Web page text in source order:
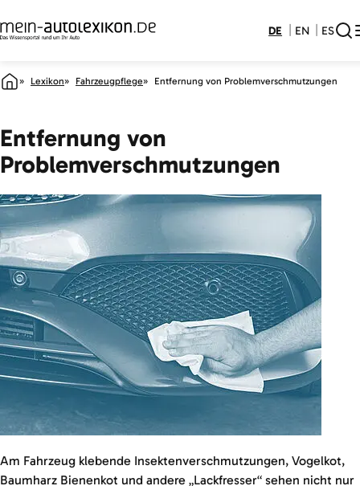
DE EN ES
Lexikon Fahrzeugpflege Entfernung von Problemverschmutzungen
Entfernung von
Problemverschmutzungen
Am Fahrzeug klebende Insektenverschmutzungen, Vogelkot,
Baumharz Bienenkot und andere „Lackfresser“ sehen nicht nur